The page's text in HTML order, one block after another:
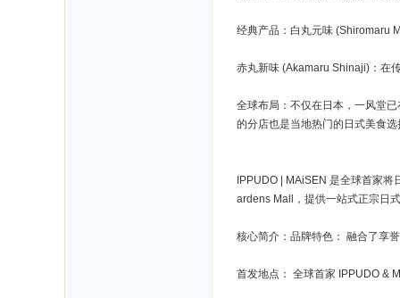
经典产品：白丸元味 (Shiromaru
赤丸新味 (Akamaru Shinaji)：在
全球布局：不仅在日本，一风堂
的分店也是当地热门的日式美食选
IPPUDO | MAiSEN 是全球首家
ardens Mall，提供一站式正宗日
核心简介：品牌特色： 融合了享
首发地点： 全球首家 IPPUDO &